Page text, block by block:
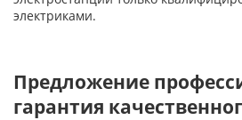
электриками.
Предложение
гарантия